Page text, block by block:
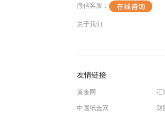
微信客服：
关于我们
友情链接
黄金网 汇
中国纸金网
财